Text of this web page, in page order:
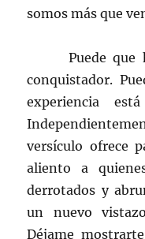
somos más que
Puede que
conquistador.
experiencia
versículo ofrece
aliento a
derrotados y
un nuevo
Déjame